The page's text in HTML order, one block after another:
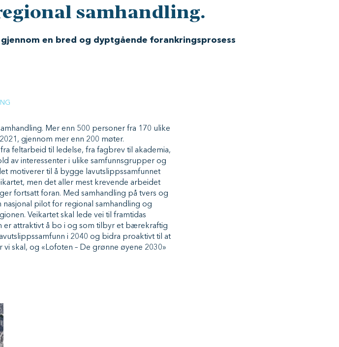
samhandling.
en bred og dyptgående forankringsprosess
Mer enn 500 personer fra 170 ulike
gjennom mer enn 200 møter.
feltarbeid til ledelse, fra fagbrev til akademia,
av interessenter i ulike samfunnsgrupper og
motiverer til å bygge lavutslippssamfunnet
men det aller mest krevende arbeidet
fortsatt foran. Med samhandling på tvers og
pilot for regional samhandling og
Veikartet skal lede vei til framtidas
er attraktivt å bo i og som tilbyr et bærekraftig
i 2040 og bidra proaktivt til at
vi skal, og «Lofoten – De grønne øyene 2030»